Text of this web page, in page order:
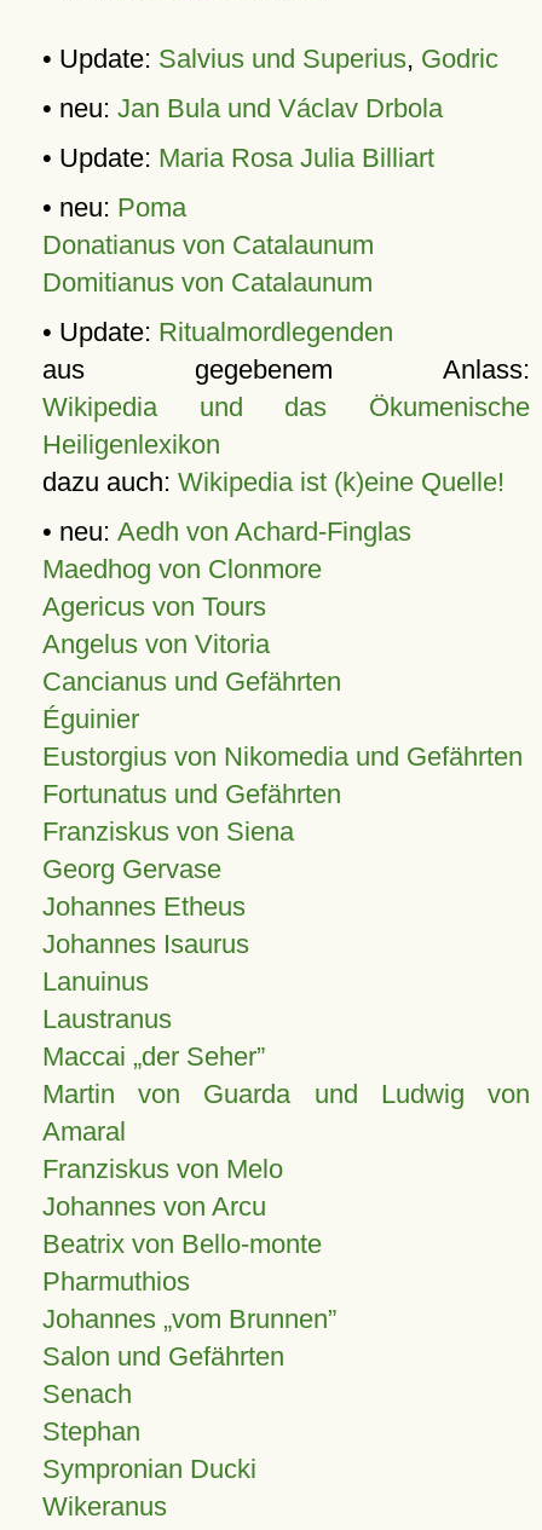
• Update: Salvius und Superius, Godric
• neu: Jan Bula und Václav Drbola
• Update: Maria Rosa Julia Billiart
• neu: Poma
Donatianus von Catalaunum
Domitianus von Catalaunum
• Update: Ritualmordlegenden
aus gegebenem Anlass:
Wikipedia und das Ökumenische
Heiligenlexikon
dazu auch: Wikipedia ist (k)eine Quelle!
• neu: Aedh von Achard-Finglas
Maedhog von Clonmore
Agericus von Tours
Angelus von Vitoria
Cancianus und Gefährten
Éguinier
Eustorgius von Nikomedia und Gefährten
Fortunatus und Gefährten
Franziskus von Siena
Georg Gervase
Johannes Etheus
Johannes Isaurus
Lanuinus
Laustranus
Maccai „der Seher”
Martin von Guarda und Ludwig von
Amaral
Franziskus von Melo
Johannes von Arcu
Beatrix von Bello-monte
Pharmuthios
Johannes vom Brunnen
Salon und Gefährten
Senach
Stephan
Sympronian Ducki
Wikeranus